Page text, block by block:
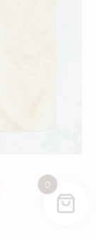
0